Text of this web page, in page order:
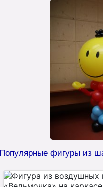
Популярные фигуры из